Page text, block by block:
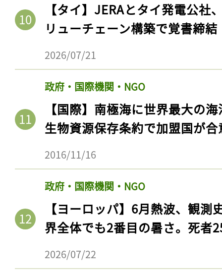
【タイ】JERAとタイ発電公社
リューチェーン構築で覚書締結
2026/07/21
政府・国際機関・NGO
【国際】南極海に世界最大の
生物資源保存条約で加盟国が合
2016/11/16
政府・国際機関・NGO
【ヨーロッパ】6月熱波、観
界全体でも2番目の暑さ。死者
2026/07/22